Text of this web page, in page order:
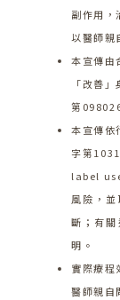
副作用，
以醫師親
本宣傳由
「改善
第
本宣傳依
字第
label
風險，
斷；有
明。
實際療程
醫師親自